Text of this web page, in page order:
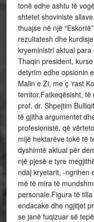
tonë edhe ashtu të
shtetet shoviniste
thuajse në një
rezultatesh dhe
kryeministri aktual
Thaqin president,
detyrim edhe opsionin
Malin e Zi, me ç ‘rast
territor.Fatkeqësisht,
prof. dr. Shpejtim
të gjitha argumentet
profesionistë, që
mijë hektarëve tokë të
dyshimtë aktual për
një pjesë e tyre
ndaj kryetarit, -ngrihen
më të mira të
personale.Figura të
endacake dhe ngjitjet
se janë fuqizuar së